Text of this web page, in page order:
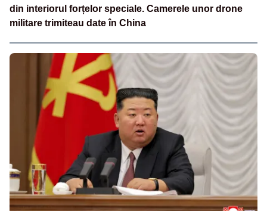
din interiorul forțelor speciale. Camerele unor drone
militare trimiteau date în China